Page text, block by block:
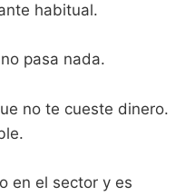
habitual.
pasa nada.
no te cueste dinero.
en el sector y es